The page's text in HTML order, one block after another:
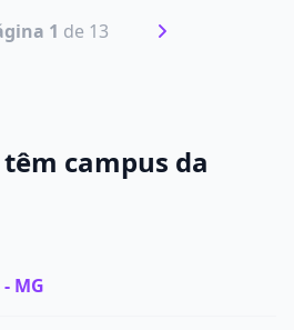
1 de 13
campus da
MG